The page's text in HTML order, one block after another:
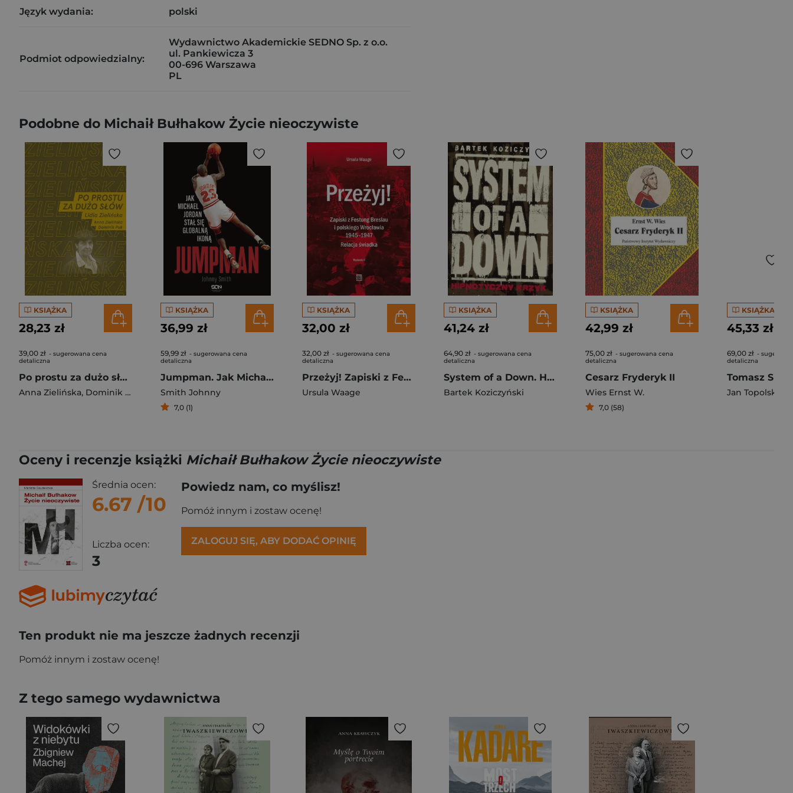
Język wydania: polski
Podmiot odpowiedzialny:
Wydawnictwo Akademickie SEDNO Sp. z o.o.
ul. Pankiewicza 3
00-696 Warszawa
PL
Podobne do Michaił Bułhakow Życie nieoczywiste
KSIĄŻKA
28,23 zł
39,00 zł - sugerowana cena
detaliczna
Po prostu za dużo słów rozmawiają Lidia Zielińska oraz Anna Zielińska i Dominik Puk
Anna Zielińska, Dominik Puk
KSIĄŻKA
36,99 zł
59,99 zł - sugerowana cena
detaliczna
Jumpman. Jak Michael Jordan stał się globalną ikoną
Smith Johnny
7,0 (1)
KSIĄŻKA
32,00 zł
32,00 zł - sugerowana cena
detaliczna
Przeżyj! Zapiski z Festung Breslau i polskiego Wrocławia 1945-1947. Relacja świadka. (Wydanie 2 Poprawione)
Ursula Waage
KSIĄŻKA
41,24 zł
64,90 zł - sugerowana cena
detaliczna
System of a Down. Hipnotyczny krzyk wyd. 2
Bartek Koziczyński
KSIĄŻKA
42,99 zł
75,00 zł - sugerowana cena
detaliczna
Cesarz Fryderyk II
Wies Ernst W.
7,0 (58)
KSIĄŻKA
45,33 zł
69,00 zł -
detaliczna
Jan Topolski
Oceny i recenzje książki Michaił Bułhakow Życie nieoczywiste
Średnia ocen:
6.67 /10
Liczba ocen:
3
Powiedz nam, co myślisz!
Pomóż innym i zostaw ocenę!
ZALOGUJ SIĘ, ABY DODAĆ OPINIĘ
Ten produkt nie ma jeszcze żadnych recenzji
Pomóż innym i zostaw ocenę!
Z tego samego wydawnictwa